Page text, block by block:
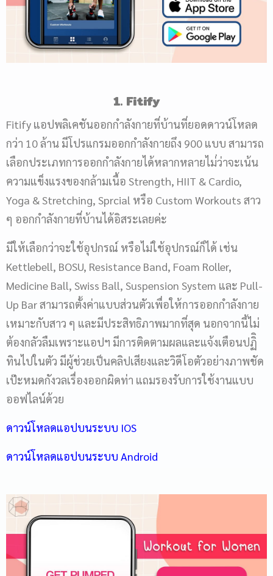
1. Fitify
Fitify แอปพลิเคชันออกกำลังกายที่บ้านที่ยอดดาวน์โหลด
กว่า 10 ล้าน มีโปรแกรมออกกำลังกายถึง 900 แบบ สามารถ
เลือกประเภทการออกกำลังกายได้หลากหลายไม่่ว่าจะเน้น
ความแข็งแรงของกล้ามเนื้อ Strength, HIIT & Cardio,
Yoga & Stretching, Sprcial หรือ Custom Workouts สาว
ๆ ออกกำลังกายที่บ้านได้อิสระเลยค่ะ
มีให้เลือกว่าจะใช้อุปกรณ์ หรือไม่ใช้อุปกรณ์ก็ได้ เช่น
Kettlebell, BOSU, Resistance Band, Foam Roller,
Medicine Ball, Swiss Ball, Suspension System และ Pull-
Up Bar สามารถตั้งค่าแบบส่วนตัวเพื่อให้การออกกำลังกาย
เหมาะกับสาว ๆ และมีประสิทธิภาพมากที่สุด นอกจากนี้ไม่
ต้องกลัวลืมเพราะแอปฯ มีการติดตามผลและแจ้งเตือนปฏิิ
ทินไปในตัว มีผู้ช่วยเป็นคลิปเสียงและวิดีโอตัวอย่างภาพชัด
เป๊ะหมดกังวลเรื่องออกผิดท่า แถมรองรับการใช้งานแบบ
ออฟไลน์ด้วย
ดาวน์โหลดแอปบนระบบ IOS
ดาวน์โหลดแอปบนระบบ Android